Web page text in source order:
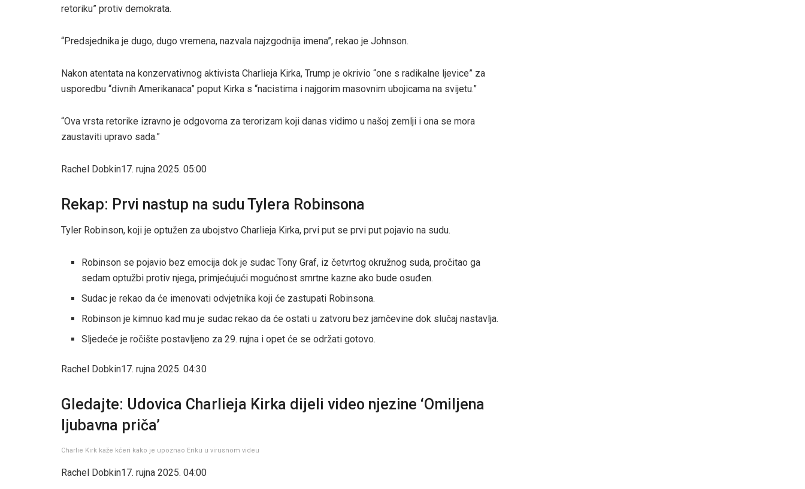
retoriku” protiv demokrata.
“Predsjednika je dugo, dugo vremena, nazvala najzgodnija imena”, rekao je Johnson.
Nakon atentata na konzervativnog aktivista Charlieja Kirka, Trump je okrivio “one s radikalne ljevice” za
usporedbu “divnih Amerikanaca” poput Kirka s “nacistima i najgorim masovnim ubojicama na svijetu.”
“Ova vrsta retorike izravno je odgovorna za terorizam koji danas vidimo u našoj zemlji i ona se mora
zaustaviti upravo sada.”
Rachel Dobkin17. rujna 2025. 05:00
Rekap: Prvi nastup na sudu Tylera Robinsona
Tyler Robinson, koji je optužen za ubojstvo Charlieja Kirka, prvi put se prvi put pojavio na sudu.
Robinson se pojavio bez emocija dok je sudac Tony Graf, iz četvrtog okružnog suda, pročitao ga
sedam optužbi protiv njega, primjećujući mogućnost smrtne kazne ako bude osuđen.
Sudac je rekao da će imenovati odvjetnika koji će zastupati Robinsona.
Robinson je kimnuo kad mu je sudac rekao da će ostati u zatvoru bez jamčevine dok slučaj nastavlja.
Sljedeće je ročište postavljeno za 29. rujna i opet će se održati gotovo.
Rachel Dobkin17. rujna 2025. 04:30
Gledajte: Udovica Charlieja Kirka dijeli video njezine ‘Omiljena
ljubavna priča’
Charlie Kirk kaže kćeri kako je upoznao Eriku u virusnom videu
Rachel Dobkin17. rujna 2025. 04:00